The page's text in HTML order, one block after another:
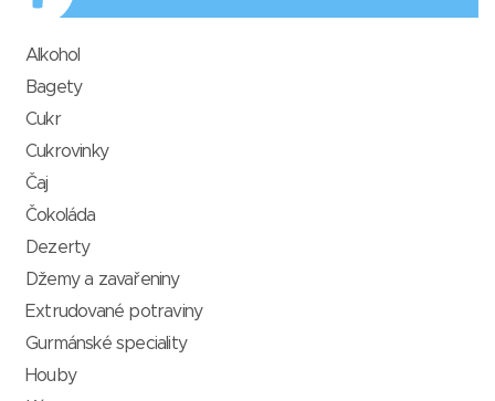
Alkohol
Bagety
Cukr
Cukrovinky
Čaj
Čokoláda
Dezerty
Džemy a zavařeniny
Extrudované potraviny
Gurmánské speciality
Houby